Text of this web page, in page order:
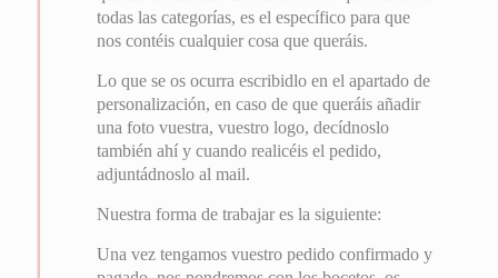
todas las categorías, es el específico para que
nos contéis cualquier cosa que queráis.
Lo que se os ocurra escribidlo en el apartado de
personalización, en caso de que queráis añadir
una foto vuestra, vuestro logo, decídnoslo
también ahí y cuando realicéis el pedido,
adjuntádnoslo al mail.
Nuestra forma de trabajar es la siguiente:
Una vez tengamos vuestro pedido confirmado y